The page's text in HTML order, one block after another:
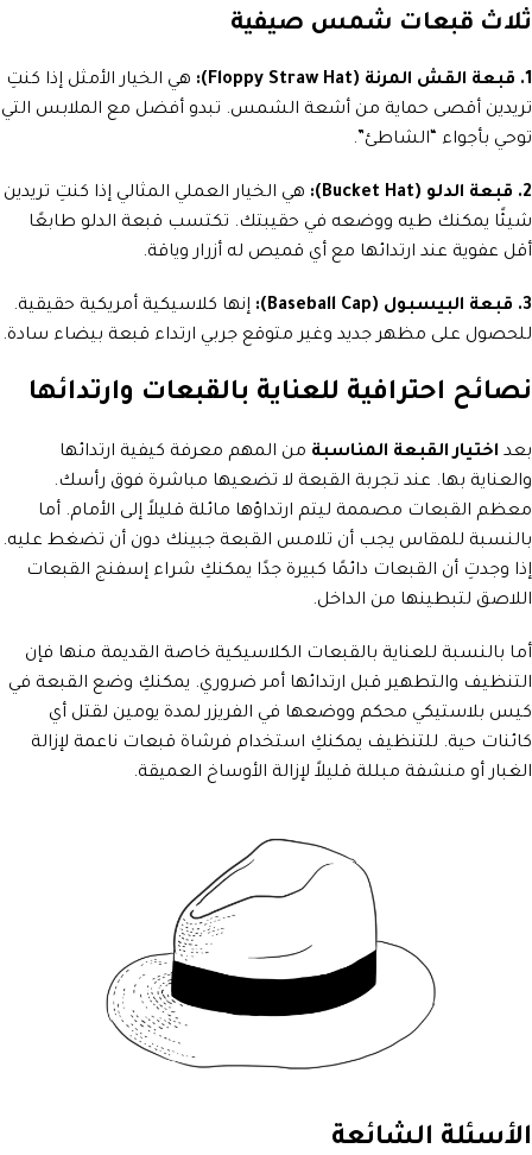
ثلاث قبعات شمس صيفية
1. قبعة القش المرنة (Floppy Straw Hat):
هي الخيار الأمثل إذا كنتِ
تريدين أقصى حماية من أشعة الشمس. تبدو أفضل مع الملابس التي
توحي بأجواء “الشاطئ”.
2. قبعة الدلو (Bucket Hat):
هي الخيار العملي المثالي إذا كنتِ تريدين
شيئًا يمكنك طيه ووضعه في حقيبتك. تكتسب قبعة الدلو طابعًا
أقل عفوية عند ارتدائها مع أي قميص له أزرار وياقة.
3. قبعة البيسبول (Baseball Cap):
إنها كلاسيكية أمريكية حقيقية.
للحصول على مظهر جديد وغير متوقع جربي ارتداء قبعة بيضاء سادة.
نصائح احترافية للعناية بالقبعات وارتدائها
بعد اختيار القبعة المناسبة من المهم معرفة كيفية ارتدائها
والعناية بها. عند تجربة القبعة لا تضعيها مباشرة فوق رأسك.
معظم القبعات مصممة ليتم ارتداؤها مائلة قليلاً إلى الأمام. أما
بالنسبة للمقاس يجب أن تلامس القبعة جبينك دون أن تضغط عليه.
إذا وجدتِ أن القبعات دائمًا كبيرة جدًا يمكنكِ شراء إسفنج القبعات
اللاصق لتبطينها من الداخل.
أما بالنسبة للعناية بالقبعات الكلاسيكية خاصة القديمة منها فإن
التنظيف والتطهير قبل ارتدائها أمر ضروري. يمكنكِ وضع القبعة في
كيس بلاستيكي محكم ووضعها في الفريزر لمدة يومين لقتل أي
كائنات حية. للتنظيف يمكنكِ استخدام فرشاة قبعات ناعمة لإزالة
الغبار أو منشفة مبللة قليلاً لإزالة الأوساخ العميقة.
الأسئلة الشائعة